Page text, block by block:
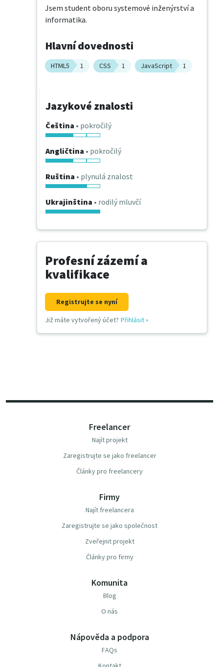
Jsem student oboru systemové inženýrství a
informatika.
Hlavní dovednosti
HTML5 1 CSS 1 JavaScript 1
Jazykové znalosti
Čeština • pokročilý
Angličtina • pokročilý
Ruština • plynulá znalost
Ukrajinština • rodilý mluvčí
Profesní zázemí a
kvalifikace
Registrujte se nyní
Již máte vytvořený účet? Přihlásit»
Freelancer
Najít projekt
Zaregistrujte se jako freelancer
Články pro freelancery
Firmy
Najít freelancera
Zaregistrujte se jako společnost
Zveřejnit projekt
Články pro firmy
Komunita
Blog
O nás
Nápověda a podpora
FAQs